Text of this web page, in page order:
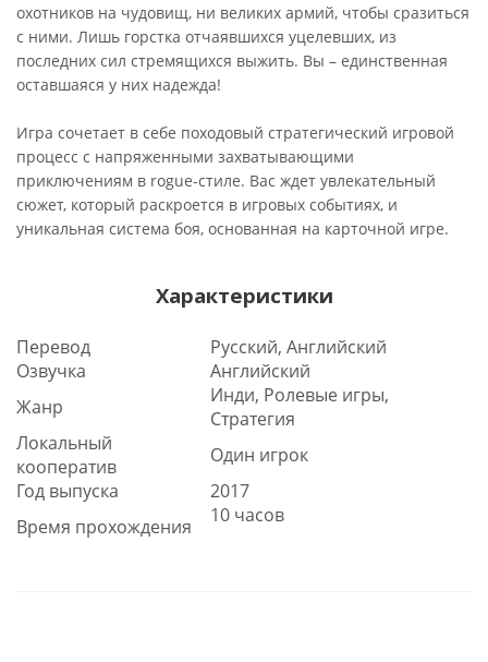
охотников на чудовищ, ни великих армий, чтобы сразиться
с ними. Лишь горстка отчаявшихся уцелевших, из
последних сил стремящихся выжить. Вы – единственная
оставшаяся у них надежда!
Игра сочетает в себе походовый стратегический игровой
процесс с напряженными захватывающими
приключениям в rogue-стиле. Вас ждет увлекательный
сюжет, который раскроется в игровых событиях, и
уникальная система боя, основанная на карточной игре.
Характеристики
Перевод
Русский, Английский
Озвучка
Английский
Жанр
Инди, Ролевые игры,
Стратегия
Локальный
кооператив
Один игрок
Год выпуска
2017
Время прохождения
10 часов